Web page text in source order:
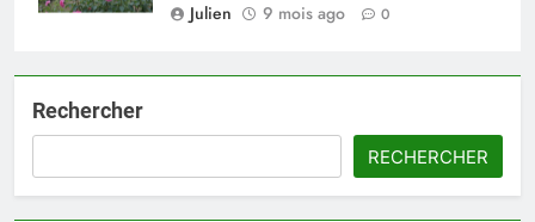
Julien
9 mois ago 0
Rechercher
RECHERCHER